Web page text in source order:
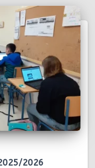
2026